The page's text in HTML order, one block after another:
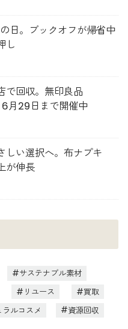
日。ブックオフが帰省中
し
で回収。無印良品
6月29日まで開催中
しい選択へ。布ナプキ
が伸長
サステナブル素材
リユース
買取
ルコスメ 資源回収